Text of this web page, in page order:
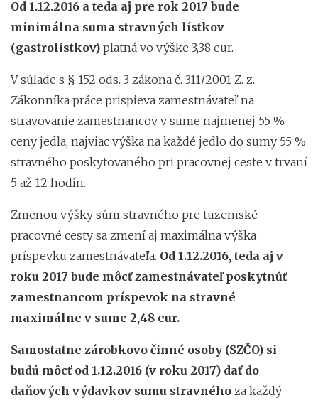
Od 1.12.2016 a teda aj pre rok 2017 bude
minimálna suma stravných lístkov
(gastrolístkov) platná vo výške 3,38 eur.
V súlade s § 152 ods. 3 zákona č. 311/2001 Z. z.
Zákonníka práce prispieva zamestnávateľ na
stravovanie zamestnancov v sume najmenej 55 %
ceny jedla, najviac výška na každé jedlo do sumy 55 %
stravného poskytovaného pri pracovnej ceste v trvaní
5 až 12 hodín.
Zmenou výšky súm stravného pre tuzemské
pracovné cesty sa zmení aj maximálna výška
príspevku zamestnávateľa. Od 1.12.2016, teda aj v
roku 2017 bude môcť zamestnávateľ poskytnúť
zamestnancom príspevok na stravné
maximálne v sume 2,48 eur.
Samostatne zárobkovo činné osoby (SZČO) si
budú môcť od 1.12.2016 (v roku 2017) dať do
daňových výdavkov sumu stravného za každý